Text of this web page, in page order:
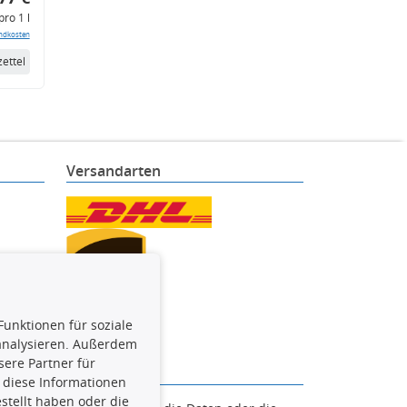
1 l
Versandarten
für soziale
Außerdem
Partner für
Informationen
haben oder die